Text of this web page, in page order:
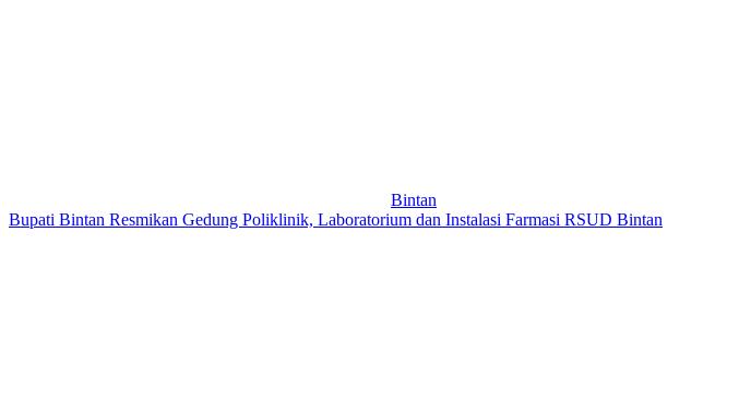
Bintan
Bupati Bintan Resmikan Gedung Poliklinik, Laboratorium dan Instalasi Farmasi RSUD Bintan